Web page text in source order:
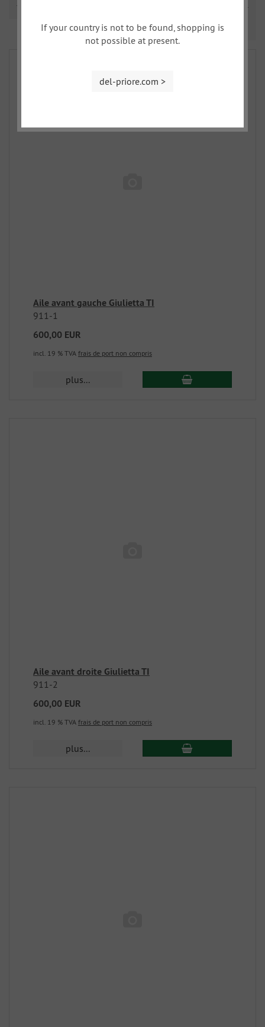
Triage
Prev1 2 3 ... 5
Aile avant gauche Giulietta TI
911-1
600,00 EUR
incl. 19 % TVA frais de port non compris
plus...
Aile avant droite Giulietta TI
911-2
600,00 EUR
incl. 19 % TVA frais de port non compris
plus...
If your country is not to be found, shopping is
not possible at present.
del-priore.com >